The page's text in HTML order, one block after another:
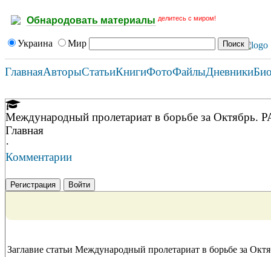
Обнародовать материалы делитесь с миром!
Украина Мир
ГлавнаяАвторыСтатьиКнигиФотоФайлыДневники
Международный пролетариат в борьбе за
Главная
·
Комментарии
Регистрация Войти
Заглавие статьи Международный пролетариат в борьбе